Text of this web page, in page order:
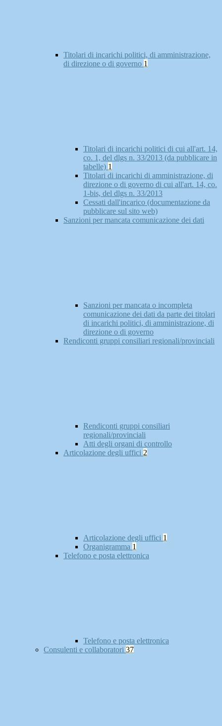
Titolari di incarichi politici, di amministrazione,
di direzione o di governo 1
Titolari di incarichi politici di cui all'art. 14,
co. 1, del dlgs n. 33/2013 (da pubblicare in
tabelle) 1
Titolari di incarichi di amministrazione, di
direzione o di governo di cui all'art. 14, co.
1-bis, del dlgs n. 33/2013
Cessati dall'incarico (documentazione da
pubblicare sul sito web)
Sanzioni per mancata comunicazione dei dati
Sanzioni per mancata o incompleta
comunicazione dei dati da parte dei titolari
di incarichi politici, di amministrazione, di
direzione o di governo
Rendiconti gruppi consiliari regionali/provinciali
Rendiconti gruppi consiliari
regionali/provinciali
Atti degli organi di controllo
Articolazione degli uffici 2
Articolazione degli uffici 1
Organigramma 1
Telefono e posta elettronica
Telefono e posta elettronica
Consulenti e collaboratori 37